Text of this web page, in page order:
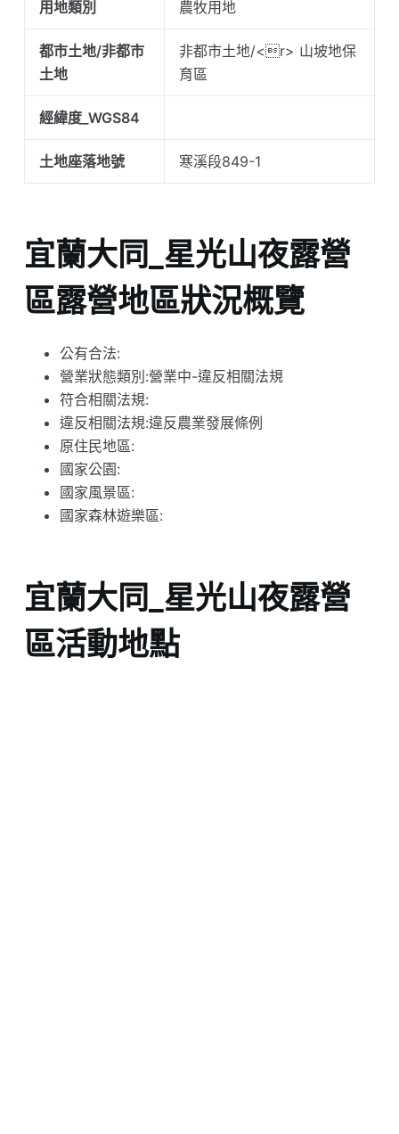
用地類別 農牧用地
都市土地/非都市
土地
非都市土地/<r> 山坡地保
育區
經緯度_WGS84
土地座落地號 寒溪段849-1
宜蘭大同_星光山夜露營
區露營地區狀況概覽
公有合法:
營業狀態類別:營業中-違反相關法規
符合相關法規:
違反相關法規:違反農業發展條例
原住民地區:
國家公園:
國家風景區:
國家森林遊樂區:
宜蘭大同_星光山夜露營
區活動地點